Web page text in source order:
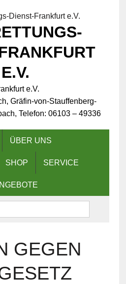
E.V.
e.V.
Gräfin-von-Stauffenberg-
Telefon: 06103 – 49336
ÜBER UNS
SHOP SERVICE
GEGEN